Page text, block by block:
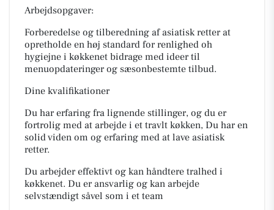
Arbejdsopgaver:
Forberedelse og tilberedning af asiatisk retter at
opretholde en høj standard for renlighed oh
hygiejne i køkkenet bidrage med ideer til
menuopdateringer og sæsonbestemte tilbud.
Dine kvalifikationer
Du har erfaring fra lignende stillinger, og du er
fortrolig med at arbejde i et travlt køkken, Du har en
solid viden om og erfaring med at lave asiatisk
retter.
Du arbejder effektivt og kan håndtere tralhed i
køkkenet. Du er ansvarlig og kan arbejde
selvstændigt såvel som i et team